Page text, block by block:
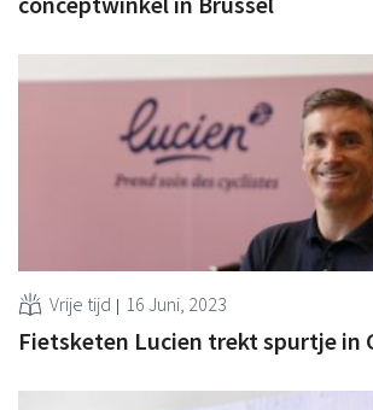
Vrije tijd 16 Juni, 2023
Fietsketen Lucien trekt spurtje in